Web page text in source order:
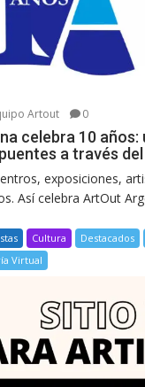
Artout 0
celebra 10 años:
a través
exposiciones,
Así celebra ArtOut
Cultura Destacados
Virtual